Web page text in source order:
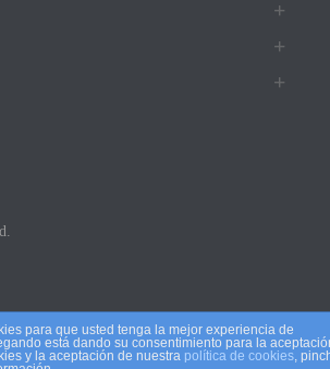
para que usted tenga la mejor experiencia de
está dando su consentimiento para la
y la aceptación de nuestra política de cookies,